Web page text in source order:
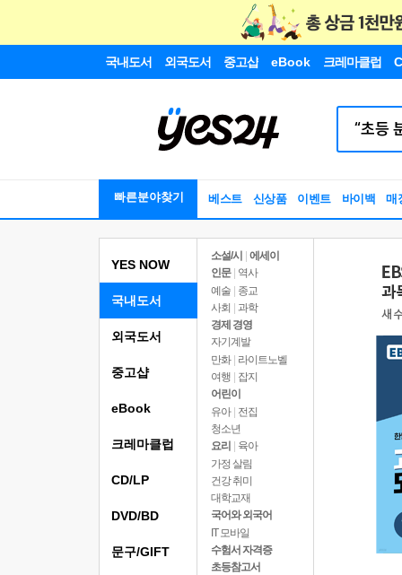
국내도서 외국도서 중고샵 eBook 크레마클럽
빠른분야찾기 베스트 신상품 이벤트 바이백 매
YES NOW
국내도서
소설/시
에세이
인문
역사
예술 | 종교
사회 | 과학
경제 경영
자기계발
만화 | 라이트노벨
여행
잡지
어린이
유아 | 전집
청소년
요리
육아
가정 살림
건강 취미
대학교재
국어와 외국어
IT 모바일
수험서 자격증
초등참고서
외국도서
중고샵
eBook
크레마클럽
CD/LP
DVD/BD
문구/GIFT